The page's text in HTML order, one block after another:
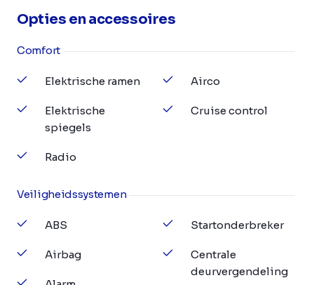
Opties en accessoires
Comfort
Elektrische ramen
Elektrische
spiegels
Radio
Airco
Cruise control
Veiligheidssystemen
ABS
Airbag
Startonderbreker
Centrale
deurvergendeling